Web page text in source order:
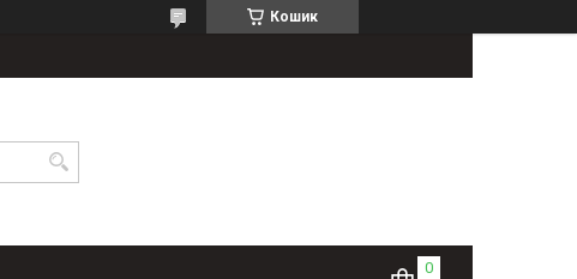
Кошик